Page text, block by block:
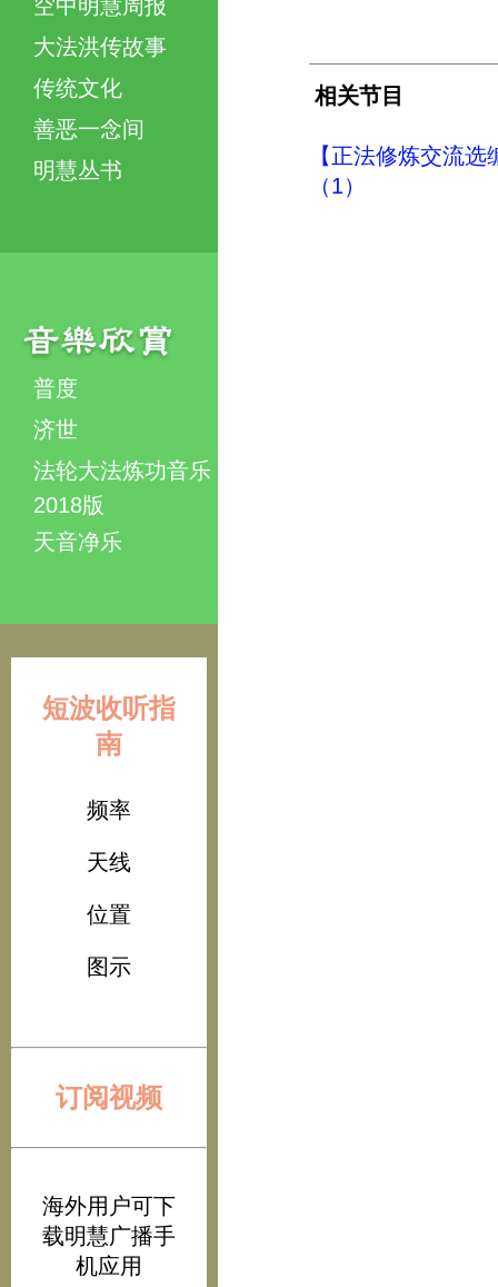
空中明慧周报
大法洪传故事
传统文化
善恶一念间
明慧丛书
普度
济世
法轮大法炼功音乐
2018版
天音净乐
短波收听指
南
频率
天线
位置
图示
订阅视频
海外用户可下
载明慧广播手
机应用
相关节目
【正法修炼交流
（1）